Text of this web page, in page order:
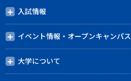
入試情報
イベント情報・オープンキャンパス
大学について